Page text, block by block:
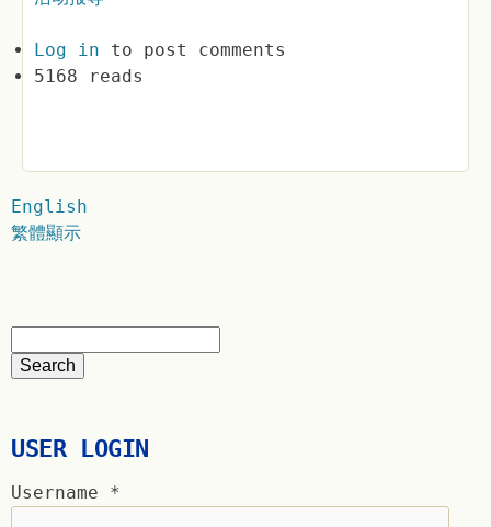
Log in to post comments
5168 reads
English
繁體顯示
USER LOGIN
Username *